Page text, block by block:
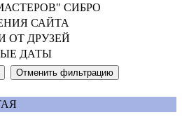
СИБРО
САЙТА
ОТ ДРУЗЕЙ
ДАТЫ